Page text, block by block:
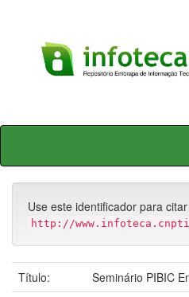
Skip
Use este identificador para
http://
Título:
Seminário PIBIC